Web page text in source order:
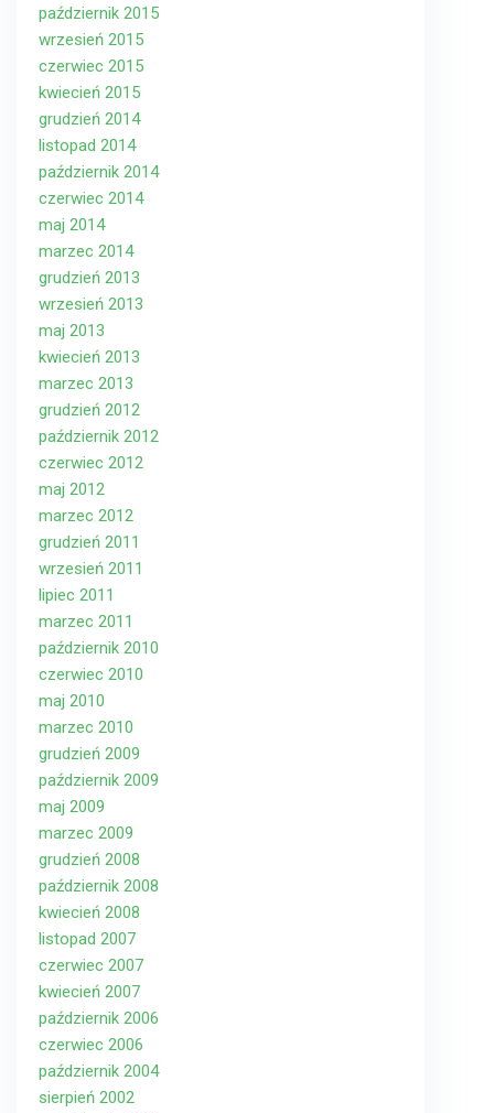
październik 2015
wrzesień 2015
czerwiec 2015
kwiecień 2015
grudzień 2014
listopad 2014
październik 2014
czerwiec 2014
maj 2014
marzec 2014
grudzień 2013
wrzesień 2013
maj 2013
kwiecień 2013
marzec 2013
grudzień 2012
październik 2012
czerwiec 2012
maj 2012
marzec 2012
grudzień 2011
wrzesień 2011
lipiec 2011
marzec 2011
październik 2010
czerwiec 2010
maj 2010
marzec 2010
grudzień 2009
październik 2009
maj 2009
marzec 2009
grudzień 2008
październik 2008
kwiecień 2008
listopad 2007
czerwiec 2007
kwiecień 2007
październik 2006
czerwiec 2006
październik 2004
sierpień 2002